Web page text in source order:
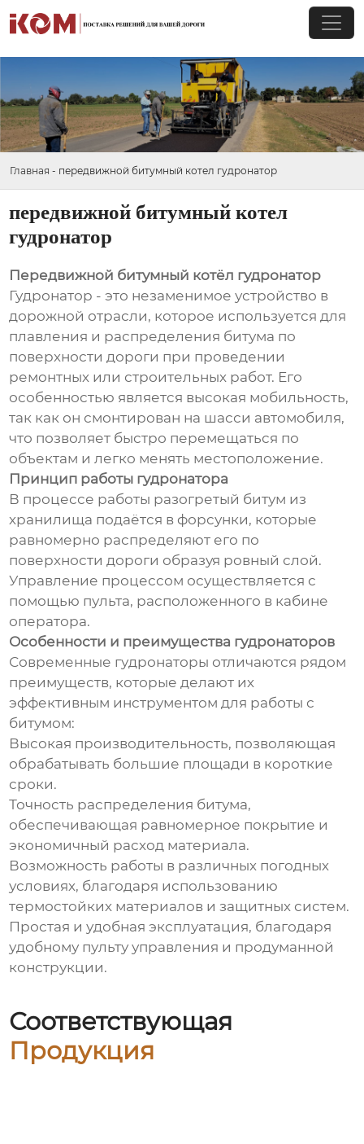
Главная - передвижной битумный котел гудронатор
передвижной битумный котел
гудронатор
Передвижной битумный котёл гудронатор
Гудронатор - это незаменимое устройство в
дорожной отрасли, которое используется для
плавления и распределения битума по
поверхности дороги при проведении
ремонтных или строительных работ. Его
особенностью является высокая мобильность,
так как он смонтирован на шасси автомобиля,
что позволяет быстро перемещаться по
объектам и легко менять местоположение.
Принцип работы гудронатора
В процессе работы разогретый битум из
хранилища подаётся в форсунки, которые
равномерно распределяют его по
поверхности дороги образуя ровный слой.
Управление процессом осуществляется с
помощью пульта, расположенного в кабине
оператора.
Особенности и преимущества гудронаторов
Современные гудронаторы отличаются рядом
преимуществ, которые делают их
эффективным инструментом для работы с
битумом:
Высокая производительность, позволяющая
обрабатывать большие площади в короткие
сроки.
Точность распределения битума,
обеспечивающая равномерное покрытие и
экономичный расход материала.
Возможность работы в различных погодных
условиях, благодаря использованию
термостойких материалов и защитных систем.
Простая и удобная эксплуатация, благодаря
удобному пульту управления и продуманной
конструкции.
Соответствующая
Продукция